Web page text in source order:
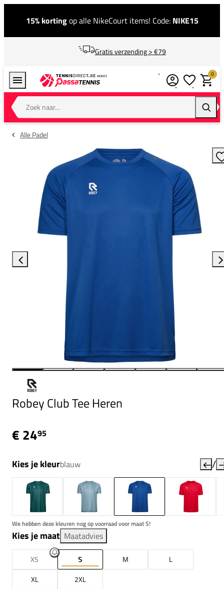
15% kortingop alle NikeCourt items! Code: NIKE15
Gratis verzending > €79
Zoek naar...
0
Alle Padel
Robey Club Tee Heren
€ 2495
Kies je kleurblauw /
We hebben deze kleuren nog op voorraad voor maat S!
Kies je maat Maatadvies
XS S M
L
XL
2XL